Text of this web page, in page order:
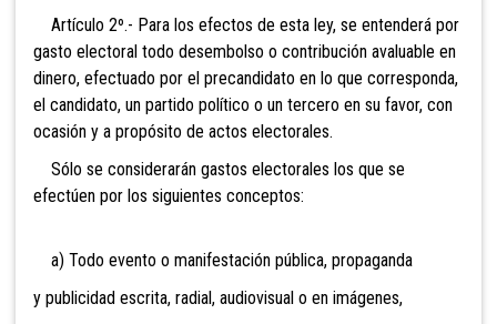
Artículo 2º.- Para los efectos de esta ley, se entenderá por
gasto electoral todo desembolso o contribución avaluable en
dinero, efectuado por el precandidato en lo que corresponda,
el candidato, un partido político o un tercero en su favor, con
ocasión y a propósito de actos electorales.
Sólo se considerarán gastos electorales los que se
efectúen por los siguientes conceptos:
a) Todo evento o manifestación pública, propaganda
y publicidad escrita, radial, audiovisual o en imágenes,